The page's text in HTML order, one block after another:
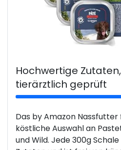
Hochwertige Zutaten,
tierärztlich geprüft
Das by Amazon
köstliche Auswahl an
und Wild. Jede 300g